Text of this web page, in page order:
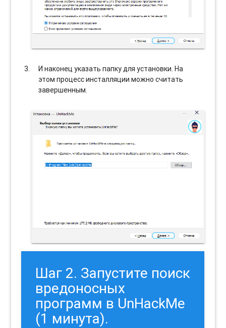
И наконец указать папку для установки. На
этом процесс инсталляции можно считать
завершенным.
Шаг 2. Запустите поиск
вредоносных
программ в UnHackMe
(1 минута).